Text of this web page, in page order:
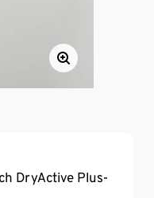
DryActive Plus-